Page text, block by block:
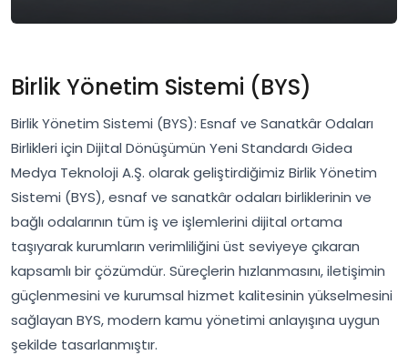
Birlik Yönetim Sistemi (BYS)
Birlik Yönetim Sistemi (BYS): Esnaf ve Sanatkâr Odaları
Birlikleri için Dijital Dönüşümün Yeni Standardı Gidea
Medya Teknoloji A.Ş. olarak geliştirdiğimiz Birlik Yönetim
Sistemi (BYS), esnaf ve sanatkâr odaları birliklerinin ve
bağlı odalarının tüm iş ve işlemlerini dijital ortama
taşıyarak kurumların verimliliğini üst seviyeye çıkaran
kapsamlı bir çözümdür. Süreçlerin hızlanmasını, iletişimin
güçlenmesini ve kurumsal hizmet kalitesinin yükselmesini
sağlayan BYS, modern kamu yönetimi anlayışına uygun
şekilde tasarlanmıştır.